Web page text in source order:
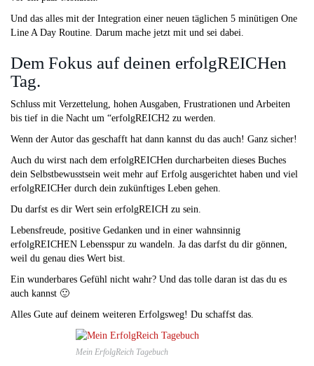
Und das alles mit der Integration einer neuen täglichen 5 minütigen One
Line A Day Routine. Darum mache jetzt mit und sei dabei.
Dem Fokus auf deinen erfolgREICHen
Tag.
Schluss mit Verzettelung, hohen Ausgaben, Frustrationen und Arbeiten
bis tief in die Nacht um “erfolgREICH2 zu werden.
Wenn der Autor das geschafft hat dann kannst du das auch! Ganz sicher!
Auch du wirst nach dem erfolgREICHen durcharbeiten dieses Buches
dein Selbstbewusstsein weit mehr auf Erfolg ausgerichtet haben und viel
erfolgREICHer durch dein zukünftiges Leben gehen.
Du darfst es dir Wert sein erfolgREICH zu sein.
Lebensfreude, positive Gedanken und in einer wahnsinnig
erfolgREICHEN Lebensspur zu wandeln. Ja das darfst du dir gönnen,
weil du genau dies Wert bist.
Ein wunderbares Gefühl nicht wahr? Und das tolle daran ist das du es
auch kannst 🙂
Alles Gute auf deinem weiteren Erfolgsweg! Du schaffst das.
Mein ErfolgReich Tagebuch